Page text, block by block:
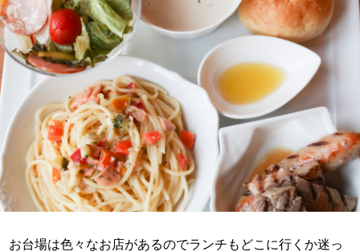
お台場は色々なお店があるのでランチもどこに行くか迷っ